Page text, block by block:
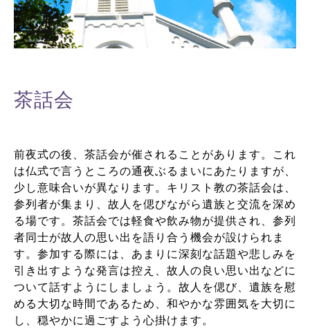
茶話会
前夜式の後、茶話会が催されることがあります。これ
は仏式で言うところの通夜ぶるまいにあたりますが、
少し意味合いが異なります。キリスト教の茶話会は、
参列者が集まり、故人を偲びながら遺族と交流を深め
る場です。茶話会では軽食や飲み物が提供され、参列
者同士が故人の思い出を語り合う機会が設けられま
す。参加する際には、あまりに深刻な話題や悲しみを
引き出すような発言は控え、故人の良い思い出などに
ついて話すようにしましょう。故人を偲び、遺族を慰
める大切な時間であるため、和やかな雰囲気を大切に
し、穏やかに過ごすよう心掛けます。